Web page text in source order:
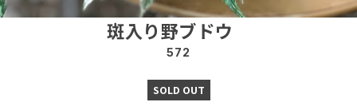
斑入り野ブドウ
572
SOLD OUT